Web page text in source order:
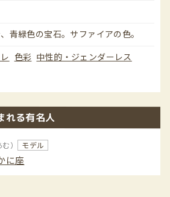
青緑色の宝石。サファイアの色。
色彩 中性的・ジェンダーレス
れる有名人
） モデル
に座